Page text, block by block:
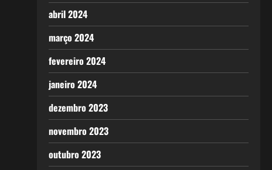
abril 2024
março 2024
fevereiro 2024
janeiro 2024
dezembro 2023
novembro 2023
outubro 2023